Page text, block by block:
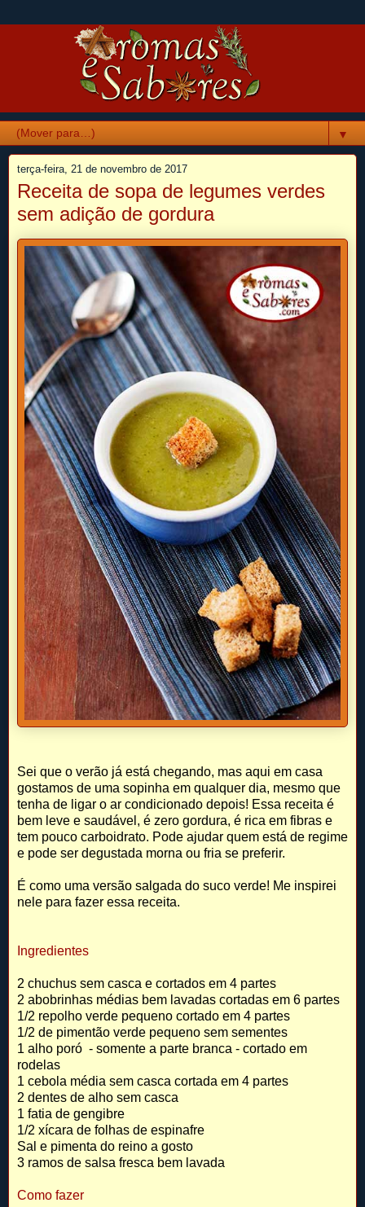
▼
terça-feira, 21 de novembro de 2017
Receita de sopa de legumes verdes
sem adição de gordura
Sei que o verão já está chegando, mas aqui em casa
gostamos de uma sopinha em qualquer dia, mesmo que
tenha de ligar o ar condicionado depois! Essa receita é
bem leve e saudável, é zero gordura, é rica em fibras e
tem pouco carboidrato. Pode ajudar quem está de regime
e pode ser degustada morna ou fria se preferir.
É como uma versão salgada do suco verde! Me inspirei
nele para fazer essa receita.
Ingredientes
2 chuchus sem casca e cortados em 4 partes
2 abobrinhas médias bem lavadas cortadas em 6 partes
1/2 repolho verde pequeno cortado em 4 partes
1/2 de pimentão verde pequeno sem sementes
1 alho poró - somente a parte branca - cortado em
rodelas
1 cebola média sem casca cortada em 4 partes
2 dentes de alho sem casca
1 fatia de gengibre
1/2 xícara de folhas de espinafre
Sal e pimenta do reino a gosto
3 ramos de salsa fresca bem lavada
Como fazer